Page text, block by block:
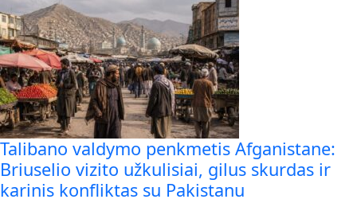
Talibano valdymo penkmetis Afganistane:
Briuselio vizito užkulisiai, gilus skurdas ir
karinis konfliktas su Pakistanu